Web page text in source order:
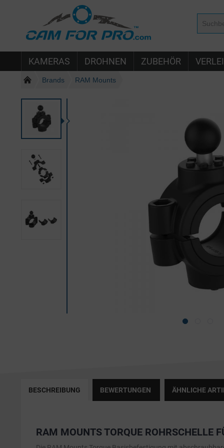
KAMERAS DROHNEN ZUBEHÖR
Brands RAM Mounts
BESCHREIBUNG BEWERTUNGEN ÄHNLICHE
RAM MOUNTS TORQUE